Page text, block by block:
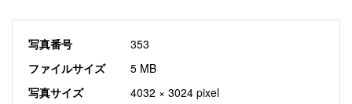
写真番号
353
ファイルサイズ
5 MB
写真サイズ
4032 × 3024 pixel